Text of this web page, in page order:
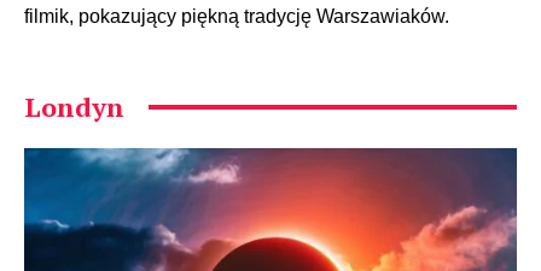
filmik, pokazujący piękną tradycję Warszawiaków.
Londyn